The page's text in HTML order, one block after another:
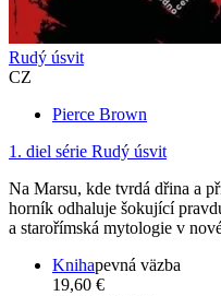
Rudý úsvit
CZ
Pierce Brown
1. diel série Rudý úsvit
Na Marsu, kde tvrdá dřina a
horník odhaluje šokující
a starořímská mytologie v
Knihapevná väzba
19,60 €